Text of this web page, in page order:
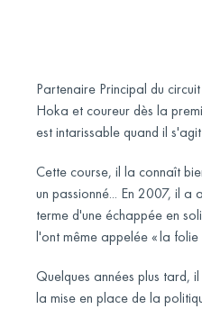
Partenaire Principal du
Hoka et coureur dès la
est intarissable quand il
Cette course, il la connaît
un passionné... En 2007, il
terme d'une échappée en
l'ont même appelée « la folie
Quelques années plus tard,
la mise en place de la